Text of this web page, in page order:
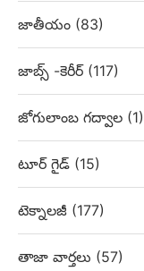
జాతీయం (83)
జాబ్స్ -కెరీర్ (117)
జోగులాంబ గద్వాల (1)
టూర్ గైడ్ (15)
టెక్నాలజీ (177)
తాజా వార్తలు (57)